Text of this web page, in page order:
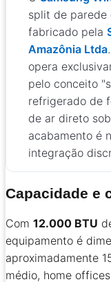
split de parede
fabricado pela
Amazônia Ltda
opera
pelo conceito
refrigerado de
de ar direto
acabamento é
integração
Capacidade e
Com 12.000 BTU
equipamento é
aproximadamente
médio, home